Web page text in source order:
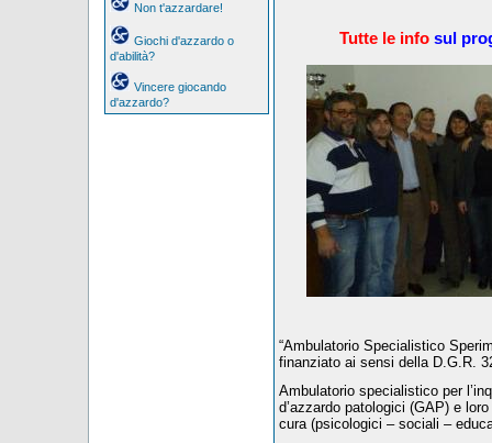
Non t'azzardare!
Giochi d'azzardo o
d'abilità?
Vincere giocando
d'azzardo?
Tutte le info sul
“Ambulatorio Specialistico
finanziato ai sensi della D.G.R.
Ambulatorio specialistico per
d’azzardo patologici (GAP) e
cura (psicologici – sociali –